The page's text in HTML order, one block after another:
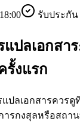
รับประกัน
ปลเอกสาร
รั้งแรก
แปลเอกสารควร
ารกงสุลหรือสถา